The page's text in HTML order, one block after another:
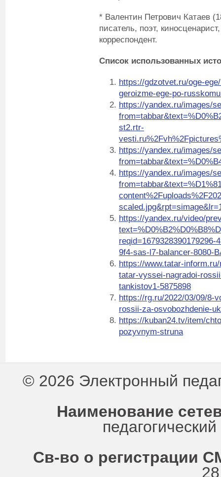
* Валентин Петрович Катаев
писатель, поэт,
корреспондент.
Список использованных
https://gdzotvet.ru/oge-
geroizme-ege-po-
https://yandex.ru/images/
st2.rtr-
https://yandex.ru/images/
https://yandex.ru/images/
https://yandex.ru/video/
reqid=1679328390179296-
9f4-sas-l7-balancer-8080-
https://www.tatar-
tatar-vyssei-nagradoi-
tankistov1-5875898
https://rg.ru/2022/03/09/8-
rossii-za-osvobozhdenie-
https://kuban24.tv/item/
pozyvnym-struna
© 2026 Электронный
Наименование
Св-во о регистрации